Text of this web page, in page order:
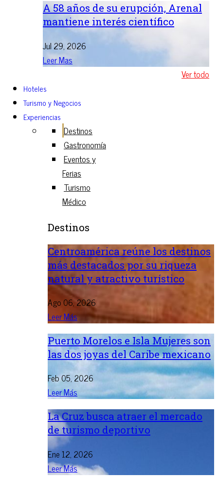
A 58 años de su erupción, Arenal
mantiene interés científico
Jul 29, 2026
Leer Mas
Ver todo
Hoteles
Turismo y Negocios
Experiencias
Destinos
Gastronomía
Eventos y
Ferias
Turismo
Médico
Destinos
Centroamérica reúne los destinos
más destacados por su riqueza
natural y atractivo turístico
Ago 06, 2026
Leer Más
Puerto Morelos e Isla Mujeres son
las dos joyas del Caribe mexicano
Feb 05, 2026
Leer Más
La Cruz busca atraer el mercado
de turismo deportivo
Ene 12, 2026
Leer Más